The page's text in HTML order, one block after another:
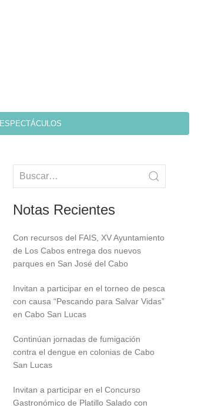
ESPECTÁCULOS
Notas Recientes
Con recursos del FAIS, XV Ayuntamiento
de Los Cabos entrega dos nuevos
parques en San José del Cabo
Invitan a participar en el torneo de pesca
con causa “Pescando para Salvar Vidas”
en Cabo San Lucas
Continúan jornadas de fumigación
contra el dengue en colonias de Cabo
San Lucas
Invitan a participar en el Concurso
Gastronómico de Platillo Salado con